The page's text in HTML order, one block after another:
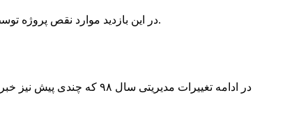
در این بازدید موارد نقص پروژه توسط عوامل فنی مشخص و جهت رفع نقص برای رسیدن به مرحله تجهیز کتابخانه به مهران ضرغامی واگذار گردید که در اسرع وقت کار تحویل گردد.
در ادامه تغییرات